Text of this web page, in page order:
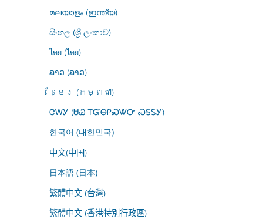
മലയാളം (ഇന്ത്യ)
සිංහල (ශ්‍රී ලංකාව)
ไทย (ไทย)
ລາວ (ລາວ)
ខ្មែរ (កម្ពុជា)
ᏣᎳᎩ (ᏌᏊ ᎢᏳᎾᎵᏍᏔᏅ ᏍᎦᏚᎩ)
한국어 (대한민국)
中文(中国)
日本語 (日本)
繁體中文 (台灣)
繁體中文 (香港特別行政區)